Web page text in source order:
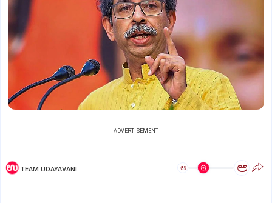
ADVERTISEMENT
TEAM UDAYAVANI ಅ ಅ